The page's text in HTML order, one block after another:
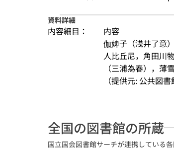
資料詳細
内容細目：
内容
伽婢子（浅井了意
人比丘尼，角田川
（三浦為春），薄
（提供元: 公共図書
全国の図書館の所蔵
国立国会図書館サーチが連携している